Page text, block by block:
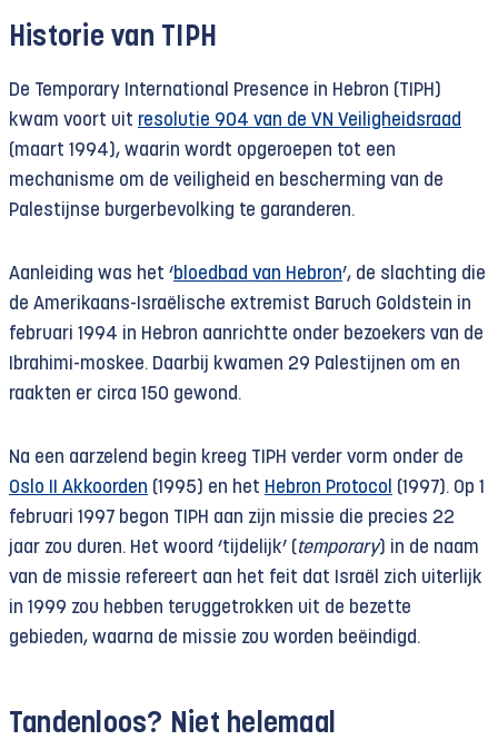
Historie van TIPH
De Temporary International Presence in Hebron (TIPH)
kwam voort uit resolutie 904 van de VN Veiligheidsraad
(maart 1994), waarin wordt opgeroepen tot een
mechanisme om de veiligheid en bescherming van de
Palestijnse burgerbevolking te garanderen.
Aanleiding was het ‘bloedbad van Hebron’, de slachting die
de Amerikaans-Israëlische extremist Baruch Goldstein in
februari 1994 in Hebron aanrichtte onder bezoekers van de
Ibrahimi-moskee. Daarbij kwamen 29 Palestijnen om en
raakten er circa 150 gewond.
Na een aarzelend begin kreeg TIPH verder vorm onder de
Oslo II Akkoorden (1995) en het Hebron Protocol (1997). Op 1
februari 1997 begon TIPH aan zijn missie die precies 22
jaar zou duren. Het woord ‘tijdelijk’ (temporary) in de naam
van de missie refereert aan het feit dat Israël zich uiterlijk
in 1999 zou hebben teruggetrokken uit de bezette
gebieden, waarna de missie zou worden beëindigd.
Tandenloos? Niet helemaal